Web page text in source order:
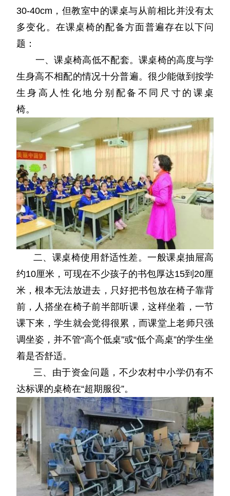
30-40cm，但教室中的课桌与从前相比并没有太
多变化。在课桌椅的配备方面普遍存在以下问
题：
一、课桌椅高低不配套。课桌椅的高度与学
生身高不相配的情况十分普遍。很少能做到按学
生身高人性化地分别配备不同尺寸的课桌
椅。
二、课桌椅使用舒适性差。一般课桌抽屉高
约10厘米，可现在不少孩子的书包厚达15到20厘
米，根本无法放进去，只好把书包放在椅子靠背
前，人搭坐在椅子前半部听课，这样坐着，一节
课下来，学生就会觉得很累，而课堂上老师只强
调坐姿，并不管“高个低桌”或“低个高桌”的学生坐
着是否舒适。
三、由于资金问题，不少农村中小学仍有不
达标课的桌椅在“超期服役”。